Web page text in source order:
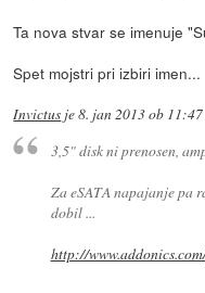
Ta nova stvar se imenuje
Spet mojstri pri izbiri imen...
Invictus je8. jan 2013 ob 11:47
3,5" disk ni prenosen,
Za eSATA napajanje pa
dobil ...
http://